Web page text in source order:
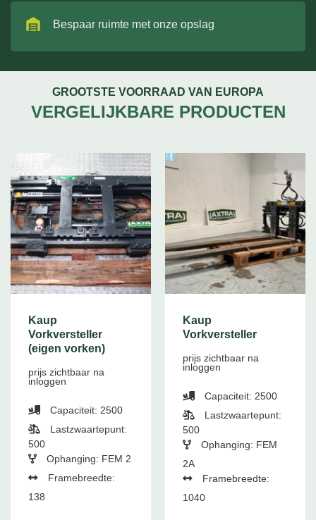
Bespaar ruimte met onze opslag
GROOTSTE VOORRAAD VAN EUROPA
VERGELIJKBARE PRODUCTEN
Kaup
Vorkversteller
(eigen vorken)
prijs zichtbaar na
inloggen
Capaciteit: 2500
Lastzwaartepunt:
500
Ophanging: FEM 2
Framebreedte:
138
Kaup
Vorkversteller
prijs zichtbaar na
inloggen
Capaciteit: 2500
Lastzwaartepunt:
500
Ophanging: FEM
2A
Framebreedte:
1040